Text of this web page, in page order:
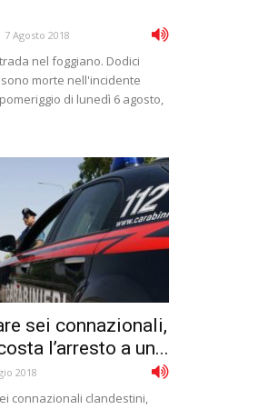
7 Agosto 2018
nel foggiano. Dodici
morte nell'incidente
di lunedì 6 agosto,
sei connazionali,
l’arresto a un...
2018
connazionali clandestini,